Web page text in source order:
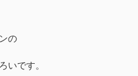
の
いです。